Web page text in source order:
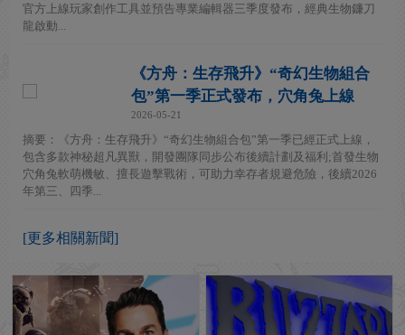
官方上線玩家創作工具並預告專業編輯器三季度發布，經典生物鐮刀
龍啟動...
《方舟：生存飛升》“奇幻生物組合
包”第一季正式發布，穴角兔上線
2026-05-21
摘要：《方舟：生存飛升》“奇幻生物組合包”第一季已經正式上線，
包含多款神秘超凡異獸，開發團隊同步公布後續計劃及福利;首發生物
穴角兔軟萌機敏、擅長遊擊戰術，可助力幸存者規避危險，後續2026
年第三、四季...
[更多相關新聞]